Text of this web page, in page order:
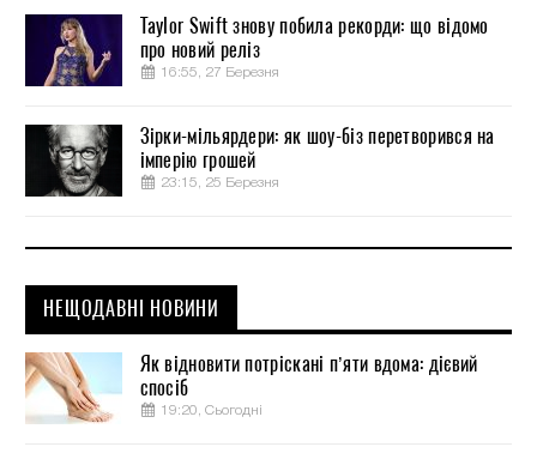
Taylor Swift знову побила рекорди: що відомо
про новий реліз
16:55, 27 Березня
Зірки-мільярдери: як шоу-біз перетворився на
імперію грошей
23:15, 25 Березня
НЕЩОДАВНІ НОВИНИ
Як відновити потріскані п’яти вдома: дієвий
спосіб
19:20, Сьогодні